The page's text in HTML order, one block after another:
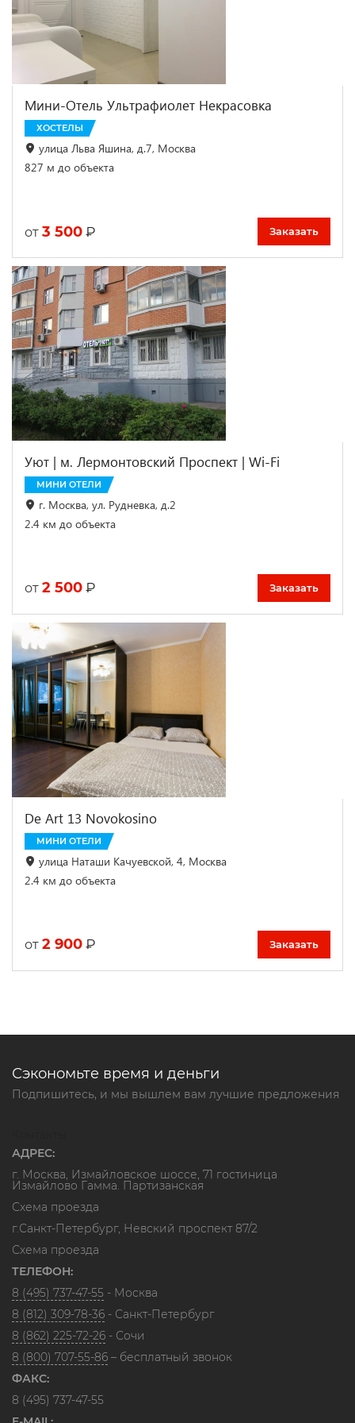
Мини-Отель Ультрафиолет Некрасовка
ХОСТЕЛЫ
улица Льва Яшина, д.7, Москва
827 м до объекта
от 3 500 ₽ Заказать
Уют | м. Лермонтовский Проспект | Wi-Fi
МИНИ ОТЕЛИ
г. Москва, ул. Рудневка, д.2
2.4 км до объекта
от 2 500 ₽ Заказать
De Art 13 Novokosino
МИНИ ОТЕЛИ
улица Наташи Качуевской, 4, Москва
2.4 км до объекта
от 2 900 ₽ Заказать
Сэкономьте время и деньги
Подпишитесь, и мы вышлем вам лучшие предложения
АДРЕС:
г. Москва, Измайловское шоссе, 71 гостиница
Измайлово Гамма. Партизанская
Схема проезда
г.Санкт-Петербург, Невский проспект 87/2
Схема проезда
ТЕЛЕФОН:
8 (495) 737-47-55 - Москва
8 (812) 309-78-36 - Санкт-Петербург
8 (862) 225-72-26 - Сочи
8 (800) 707-55-86 – бесплатный звонок
ФАКС:
8 (495) 737-47-55